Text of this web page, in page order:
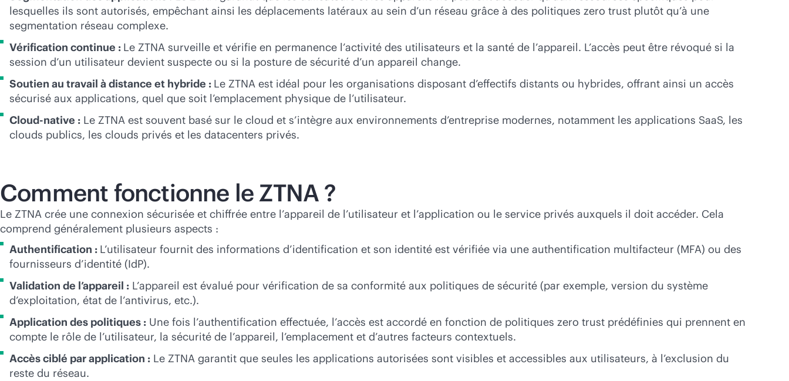
lesquelles ils sont autorisés, empêchant ainsi les déplacements latéraux au sein d’un réseau grâce à des politiques zero trust plutôt qu’à une
segmentation réseau complexe.
Vérification continue : Le ZTNA surveille et vérifie en permanence l’activité des utilisateurs et la santé de l’appareil. L’accès peut être révoqué si la
session d’un utilisateur devient suspecte ou si la posture de sécurité d’un appareil change.
Soutien au travail à distance et hybride : Le ZTNA est idéal pour les organisations disposant d’effectifs distants ou hybrides, offrant ainsi un accès
sécurisé aux applications, quel que soit l’emplacement physique de l’utilisateur.
Cloud-native : Le ZTNA est souvent basé sur le cloud et s’intègre aux environnements d’entreprise modernes, notamment les applications SaaS, les
clouds publics, les clouds privés et les datacenters privés.
Comment fonctionne le ZTNA ?
Le ZTNA crée une connexion sécurisée et chiffrée entre l’appareil de l’utilisateur et l’application ou le service privés auxquels il doit accéder. Cela
comprend généralement plusieurs aspects :
Authentification : L’utilisateur fournit des informations d’identification et son identité est vérifiée via une authentification multifacteur (MFA) ou des
fournisseurs d’identité (IdP).
Validation de l’appareil : L’appareil est évalué pour vérification de sa conformité aux politiques de sécurité (par exemple, version du système
d’exploitation, état de l’antivirus, etc.).
Application des politiques : Une fois l’authentification effectuée, l’accès est accordé en fonction de politiques zero trust prédéfinies qui prennent en
compte le rôle de l’utilisateur, la sécurité de l’appareil, l’emplacement et d’autres facteurs contextuels.
Accès ciblé par application : Le ZTNA garantit que seules les applications autorisées sont visibles et accessibles aux utilisateurs, à l’exclusion du
reste du réseau.